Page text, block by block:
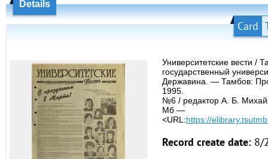
Details
Card
Университетские вести /
государственный
Державина. — Тамбов:
1995.
№6 / редактор А. Б.
Мб —
<URL:https://
Record create date: 8/